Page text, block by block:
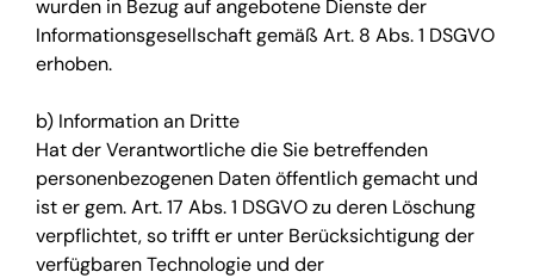
wurden in Bezug auf angebotene Dienste der
Informationsgesellschaft gemäß Art. 8 Abs. 1 DSGVO
erhoben.
b) Information an Dritte
Hat der Verantwortliche die Sie betreffenden
personenbezogenen Daten öffentlich gemacht und
ist er gem. Art. 17 Abs. 1 DSGVO zu deren Löschung
verpflichtet, so trifft er unter Berücksichtigung der
verfügbaren Technologie und der